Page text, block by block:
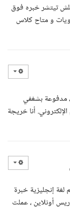
تيتشر خبره فوق
و متاح كلاس
مدفوعة بشغفي
أنا خريجة
إنجليزية خبرة
والتدريس أونلاين ، عملت